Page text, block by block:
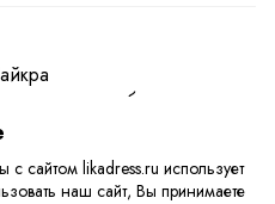
хлопка с добавлением
из двух разных цветов.
короткий. Прекрасная
ношения.
сайтом likadress.ru использует
наш сайт, Вы принимаете